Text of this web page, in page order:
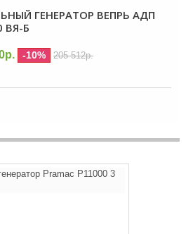
ГЕНЕРАТОР ВЕПРЬ АДП
ВЯ-Б
-10% 205 512р.